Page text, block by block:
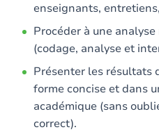
enseignants,
Procéder à une
(codage, analyse et
Présenter les résultats
forme concise et dans
académique (sans
correct).